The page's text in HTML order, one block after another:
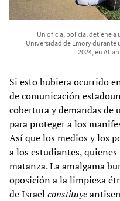
Un oficial policial detiene a
Universidad de Emory durante
2024, en
Si esto hubiera ocurrido
de comunicación
cobertura y demandas
para proteger a los
Así que los medios y los
a los estudiantes,
matanza. La amalgama
oposición a la limpieza
de Israel constituye